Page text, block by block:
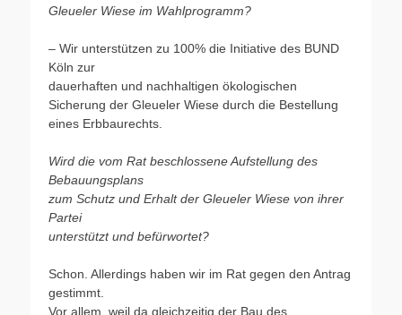
Gleueler Wiese im Wahlprogramm?
– Wir unterstützen zu 100% die Initiative des BUND
Köln zur
dauerhaften und nachhaltigen ökologischen
Sicherung der Gleueler Wiese durch die Bestellung
eines Erbbaurechts.
Wird die vom Rat beschlossene Aufstellung des
Bebauungsplans
zum Schutz und Erhalt der Gleueler Wiese von ihrer
Partei
unterstützt und befürwortet?
Schon. Allerdings haben wir im Rat gegen den Antrag
gestimmt.
Vor allem, weil da gleichzeitig der Bau des